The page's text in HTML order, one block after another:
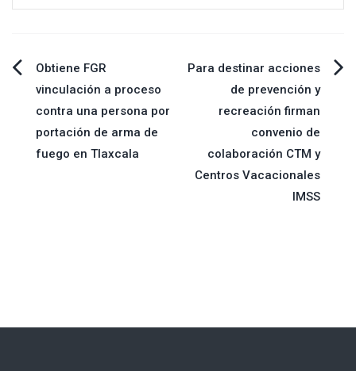
Navegación
de
entradas
Obtiene FGR
vinculación a proceso
contra una persona por
portación de arma de
fuego en Tlaxcala
Para destinar acciones
de prevención y
recreación firman
convenio de
colaboración CTM y
Centros Vacacionales
IMSS